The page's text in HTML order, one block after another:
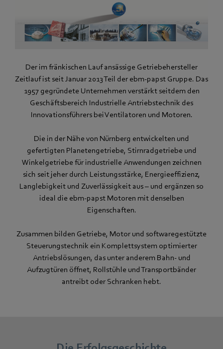
Der im fränkischen Lauf ansässige Getriebehersteller
Zeitlauf ist seit Januar 2013 Teil der ebm-papst Gruppe. Das
1957 gegründete Unternehmen verstärkt seitdem den
Geschäftsbereich Industrielle Antriebstechnik des
Innovationsführers bei Ventilatoren und Motoren.
Die in der Nähe von Nürnberg entwickelten und
gefertigten Planetengetriebe, Stirnradgetriebe und
Winkelgetriebe für industrielle Anwendungen zeichnen
sich seit jeher durch Leistungsstärke, Energieeffizienz,
Langlebigkeit und Zuverlässigkeit aus – und ergänzen so
ideal die ebm-papst Motoren mit denselben
Eigenschaften.
Zusammen bilden Getriebe, Motor und softwaregestützte
Steuerungstechnik ein Komplettsystem optimierter
Antriebslösungen, das unter anderem Bahn- und
Aufzugtüren öffnet, Rollstühle und Transportbänder
antreibt oder Schranken hebt.